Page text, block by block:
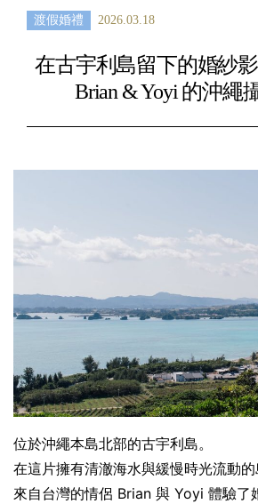
渡假婚禮 2026.03.18
在古宇利島留下的婚紗
Brian & Yoyi 的沖繩
位於沖繩本島北部的古宇利島。
在這片擁有清澈海水與緩慢時光流動的
來自台灣的情侶 Brian 與 Yoyi 體驗了